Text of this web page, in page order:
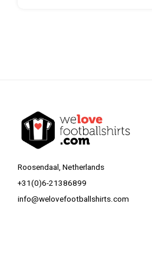
Roosendaal, Netherlands
+31(0)6-21386899
info@welovefootballshirts.com